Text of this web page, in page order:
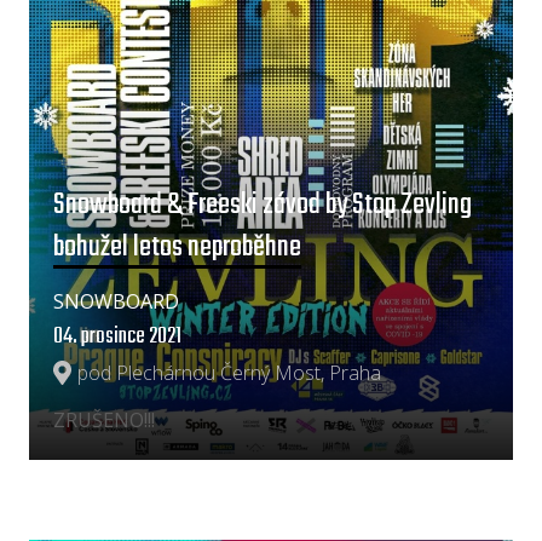
Snowboard & Freeski závod by Stop Zevling
bohužel letos neproběhne
pod Plechárnou Černý Most, Praha
04. prosince 2021
SNOWBOARD
ZRUŠENO!!!